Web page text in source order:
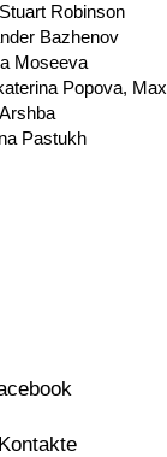
Robinson
Bazhenov
Moseeva
Popova,
Pastukh